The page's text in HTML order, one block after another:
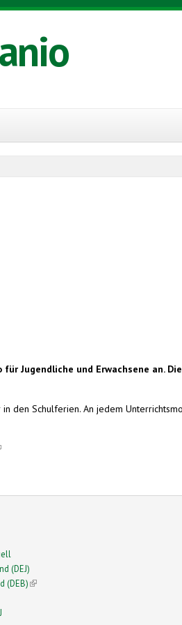
Jugendliche und Erwachsene an.
Schulferien. An jedem
is external)
(DEJ)
(DEB)(link is external)